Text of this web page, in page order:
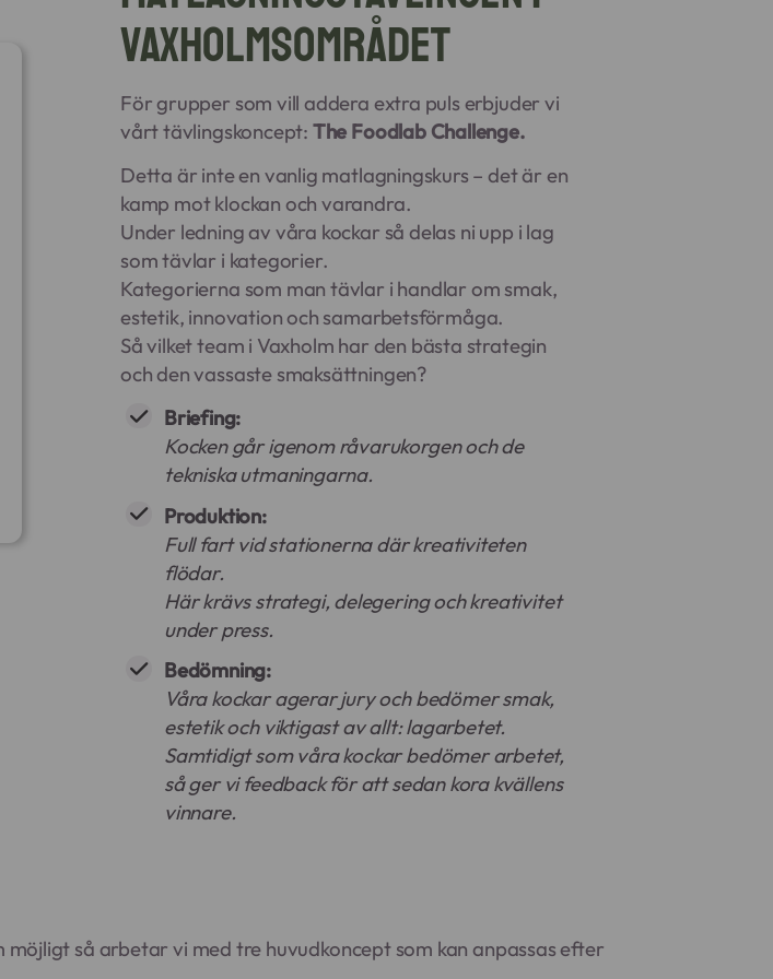
Vaxholmsområdet
För grupper som vill addera extra puls erbjuder vi
vårt tävlingskoncept: The Foodlab Challenge.
Detta är inte en vanlig matlagningskurs – det är en
kamp mot klockan och varandra.
Under ledning av våra kockar så delas ni upp i lag
som tävlar i kategorier.
Kategorierna som man tävlar i handlar om smak,
estetik, innovation och samarbetsförmåga.
Så vilket team i Vaxholm har den bästa strategin
och den vassaste smaksättningen?
Briefing:
Kocken går igenom råvarukorgen och de
tekniska utmaningarna.
Produktion:
Full fart vid stationerna där kreativiteten
flödar.
Här krävs strategi, delegering och kreativitet
under press.
Bedömning:
Våra kockar agerar jury och bedömer smak,
estetik och viktigast av allt: lagarbetet.
Samtidigt som våra kockar bedömer arbetet,
så ger vi feedback för att sedan kora kvällens
vinnare.
så arbetar vi med tre huvudkoncept som kan anpassas efter